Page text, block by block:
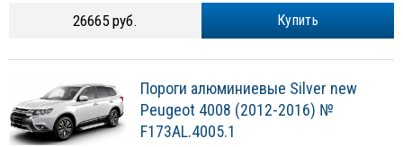
Купить
26665 руб.
Пороги алюминиевые Silver new
Peugeot 4008 (2012-2016) №
F173AL.4005.1